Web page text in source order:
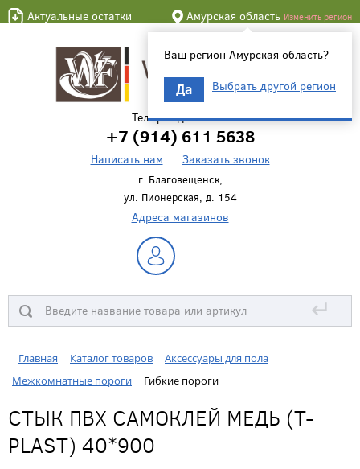
Актуальные остатки Амурская область Изменить регион
Ваш регион Амурская область?
Да Выбрать другой регион
Телефон для связи
+7 (914) 611 5638
Написать нам Заказать звонок
г. Благовещенск,
ул. Пионерская, д. 154
Адреса магазинов
↵
Главная Каталог товаров
Аксессуары для пола
Межкомнатные пороги
Гибкие пороги
СТЫК ПВХ САМОКЛЕЙ МЕДЬ (T-
PLAST) 40*900